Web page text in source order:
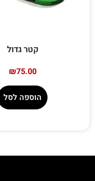
קטר גדול
₪75.00
הוספה לסל